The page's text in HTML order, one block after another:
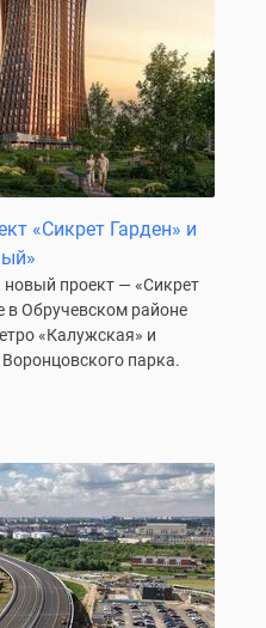
«Сикрет Гарден» и
проект — «Сикрет
в Обручевском районе
«Калужская» и
парка.